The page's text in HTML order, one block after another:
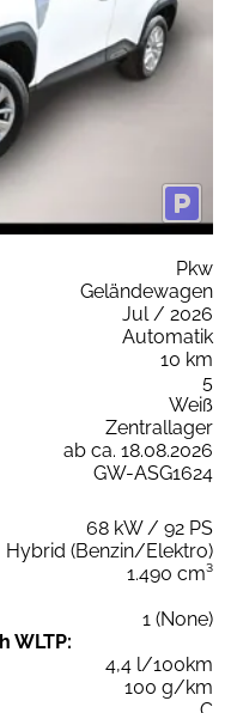
Pkw
Geländewagen
Jul / 2026
Automatik
10 km
5
Weiß
Zentrallager
ab ca. 18.08.2026
GW-ASG1624
68 kW / 92 PS
Hybrid (Benzin/Elektro)
1.490 cm³
1 (None)
WLTP:
4,4 l/100km
100 g/km